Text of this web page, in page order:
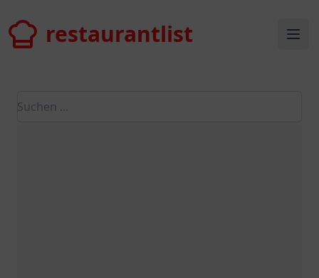
restaurantlistrestaurantlist